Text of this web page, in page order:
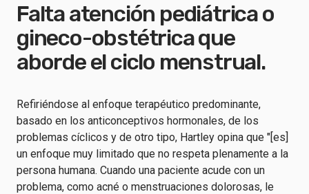
Falta atención pediátrica o
gineco-obstétrica que
aborde el ciclo menstrual.
Refiriéndose al enfoque terapéutico predominante,
basado en los anticonceptivos hormonales, de los
problemas cíclicos y de otro tipo, Hartley opina que "[es]
un enfoque muy limitado que no respeta plenamente a la
persona humana. Cuando una paciente acude con un
problema, como acné o menstruaciones dolorosas, le